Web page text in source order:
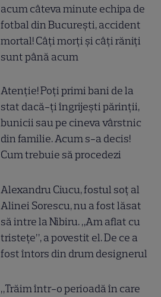
acum câteva minute echipa de
fotbal din București, accident
mortal! Câți morți și câți răniți
sunt până acum
Atenție! Poți primi bani de la
stat dacă-ți îngrijești părinții,
bunicii sau pe cineva vârstnic
din familie. Acum s-a decis!
Cum trebuie să procedezi
Alexandru Ciucu, fostul soț al
Alinei Sorescu, nu a fost lăsat
să intre la Nibiru. „Am aflat cu
tristețe”, a povestit el. De ce a
fost întors din drum designerul
„Trăim într-o perioadă în care